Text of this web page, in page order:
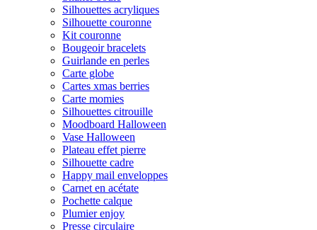
Silhouettes acryliques
Silhouette couronne
Kit couronne
Bougeoir bracelets
Guirlande en perles
Carte globe
Cartes xmas berries
Carte momies
Silhouettes citrouille
Moodboard Halloween
Vase Halloween
Plateau effet pierre
Silhouette cadre
Happy mail enveloppes
Carnet en acétate
Pochette calque
Plumier enjoy
Presse circulaire